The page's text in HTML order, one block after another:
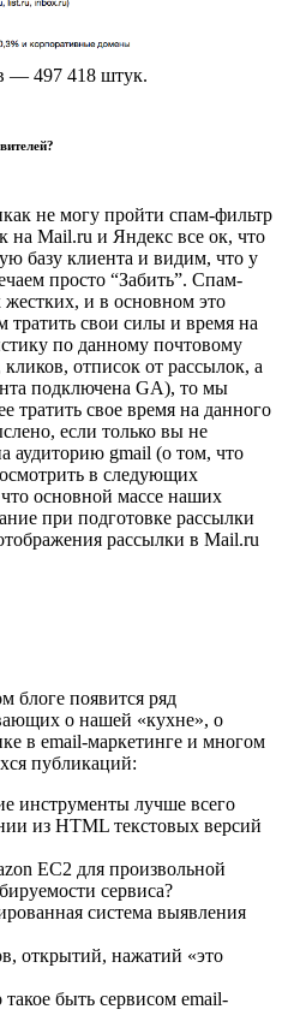
— 497 418 штук.
не могу пройти спам-фильтр
на Mail.ru и Яндекс все ок, что
базу клиента и видим, что у
просто “Забить”. Спам-
и в основном это
тратить свои силы и время на
по данному почтовому
отписок от рассылок, а
подключена GA), то мы
тратить свое время на данного
если только вы не
аудиторию gmail (о том, что
в следующих
основной массе наших
при подготовке рассылки
рассылки в Mail.ru
блоге появится ряд
о нашей «кухне», о
в email-маркетинге и многом
публикаций:
инструменты лучше всего
из HTML текстовых версий
EC2 для произвольной
сервиса?
система выявления
открытий, нажатий «это
быть сервисом email-